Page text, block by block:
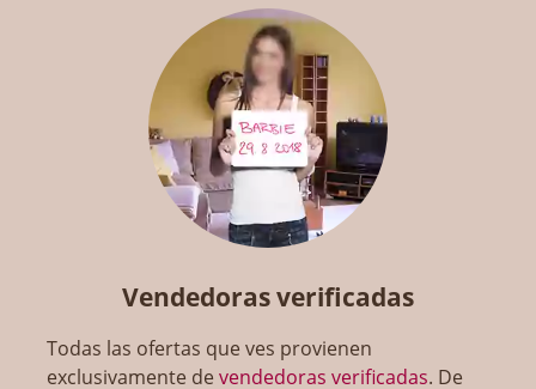
Vendedoras verificadas
Todas las ofertas que ves provienen
exclusivamente devendedoras verificadas. De